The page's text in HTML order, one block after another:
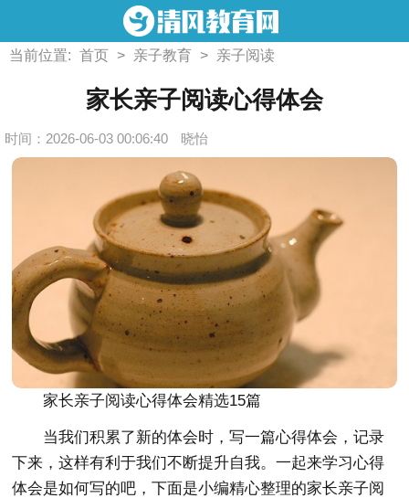
当前位置: 首页 > 亲子教育 > 亲子阅读
家长亲子阅读心得体会
时间：2026-06-03 00:06:40 晓怡
家长亲子阅读心得体会精选15篇
当我们积累了新的体会时，写一篇心得体会，记录
下来，这样有利于我们不断提升自我。一起来学习心得
体会是如何写的吧，下面是小编精心整理的家长亲子阅